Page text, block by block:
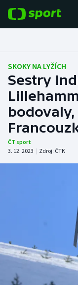
Fotbal
Hokej
Tenis
Atletika
Baseball a softbal
Basketbal
Biatlon
Historické
Aplikace ČT sport
SKOKY NA LYŽÍCH
Sestry
ČT sport
3. 12. 2023 | Zdroj: ČTK